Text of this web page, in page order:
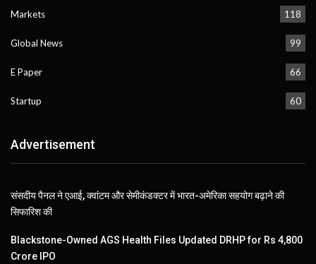
Markets 118
Global News 99
E Paper 66
Startup 60
Advertisement
संसदीय पैनल ने एआई, क्वांटम और सेमीकंडक्टर में भारत-अमेरिका सहयोग बढ़ाने की
सिफारिश की
Blackstone-Owned AGS Health Files Updated DRHP for Rs 4,800
Crore IPO